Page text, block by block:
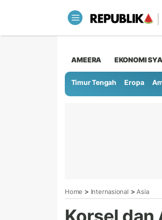
AMEERA EKONOMI
Timur Tengah Eropa
Home > Internasional > Asia